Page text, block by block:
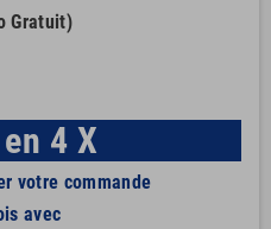
Gratuit)
4 X
votre commande
avec